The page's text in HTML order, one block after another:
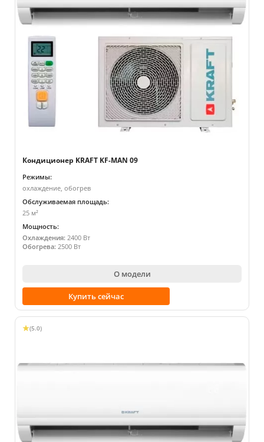
Кондиционер KRAFT KF-MAN 09
Режимы:
охлаждение, обогрев
Обслуживаемая площадь:
25 м²
Мощность:
Охлаждения: 2400 Вт
Обогрева: 2500 Вт
О модели
Купить сейчас
(5.0)